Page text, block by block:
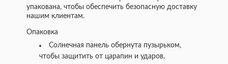
упакована, чтобы обеспечить безопасную доставку
нашим клиентам.
Опаковка
Солнечная панель обернута пузырьком,
чтобы защитить от царапин и ударов.